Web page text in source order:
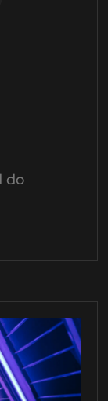
do